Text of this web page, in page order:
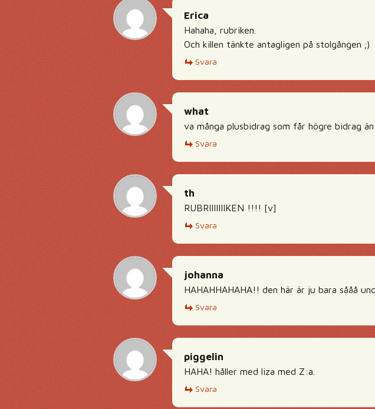
Erica
Hahaha, rubriken.
Och killen tänkte antagligen på stolgången ;)
Svara
what
va många plusbidrag som får högre bidrag
Svara
th
RUBRIIIIIIIKEN !!!! [v]
Svara
johanna
HAHAHHAHAHA!! den här är ju bara sååå
Svara
piggelin
HAHA! håller med liza med Z:a.
Svara